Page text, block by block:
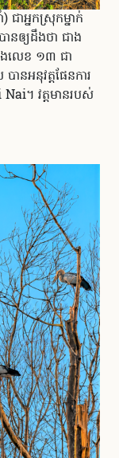
អ្នកស្រុកម្នាក់
នឲ្យដឹងថា ជាង
វុងលេខ ១៣ ជា
ានអនុវត្តផែនការ
Nai។ វត្តមានរបស់